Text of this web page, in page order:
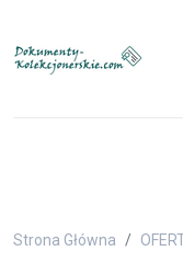
Strona Główna